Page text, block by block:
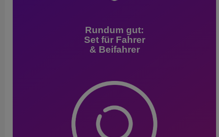
Rundum gut:
Set für Fahrer
& Beifahrer